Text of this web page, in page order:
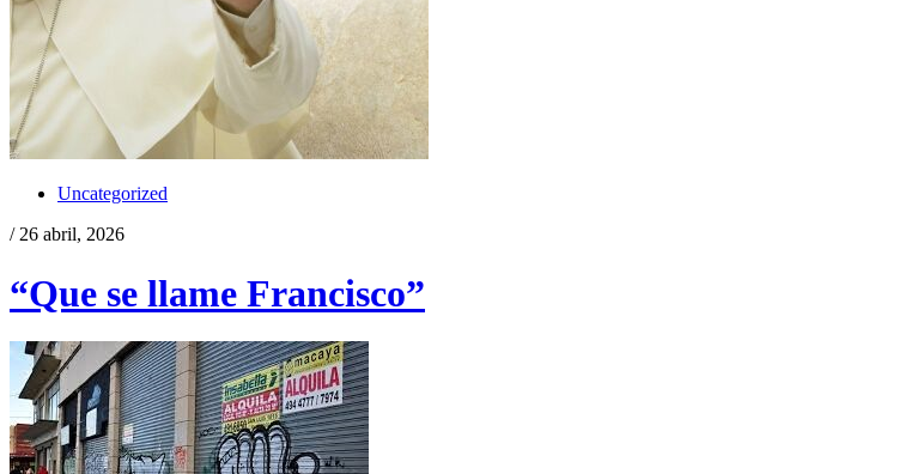
Uncategorized
/ 26 abril, 2026
“Que se llame Francisco”